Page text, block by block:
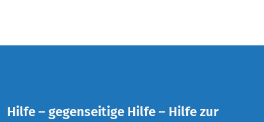
Hilfe – gegenseitige Hilfe – Hilfe zur